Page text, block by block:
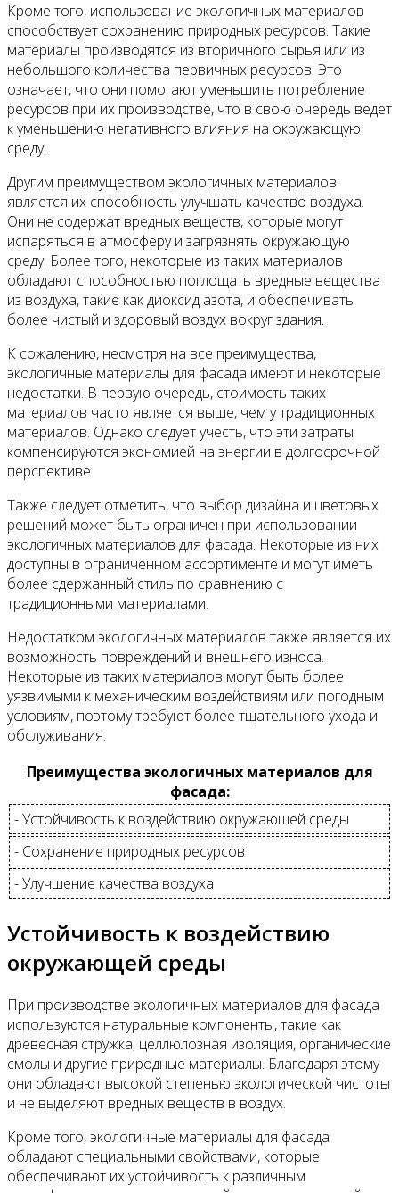
Кроме того, использование экологичных материалов
способствует сохранению природных ресурсов. Такие
материалы производятся из вторичного сырья или из
небольшого количества первичных ресурсов. Это
означает, что они помогают уменьшить потребление
ресурсов при их производстве, что в свою очередь ведет
к уменьшению негативного влияния на окружающую
среду.
Другим преимуществом экологичных материалов
является их способность улучшать качество воздуха.
Они не содержат вредных веществ, которые могут
испаряться в атмосферу и загрязнять окружающую
среду. Более того, некоторые из таких материалов
обладают способностью поглощать вредные вещества
из воздуха, такие как диоксид азота, и обеспечивать
более чистый и здоровый воздух вокруг здания.
К сожалению, несмотря на все преимущества,
экологичные материалы для фасада имеют и некоторые
недостатки. В первую очередь, стоимость таких
материалов часто является выше, чем у традиционных
материалов. Однако следует учесть, что эти затраты
компенсируются экономией на энергии в долгосрочной
перспективе.
Также следует отметить, что выбор дизайна и цветовых
решений может быть ограничен при использовании
экологичных материалов для фасада. Некоторые из них
доступны в ограниченном ассортименте и могут иметь
более сдержанный стиль по сравнению с
традиционными материалами.
Недостатком экологичных материалов также является их
возможность повреждений и внешнего износа.
Некоторые из таких материалов могут быть более
уязвимыми к механическим воздействиям или погодным
условиям, поэтому требуют более тщательного ухода и
обслуживания.
Преимущества экологичных материалов для
фасада:
- Устойчивость к воздействию окружающей среды
- Сохранение природных ресурсов
- Улучшение качества воздуха
Устойчивость к воздействию
окружающей среды
При производстве экологичных материалов для фасада
используются натуральные компоненты, такие как
древесная стружка, целлюлозная изоляция, органические
смолы и другие природные материалы. Благодаря этому
они обладают высокой степенью экологической чистоты
и не выделяют вредных веществ в воздух.
Кроме того, экологичные материалы для фасада
обладают специальными свойствами, которые
обеспечивают их устойчивость к различным